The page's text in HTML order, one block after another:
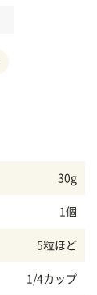
30g
1個
5粒ほど
1/4カップ